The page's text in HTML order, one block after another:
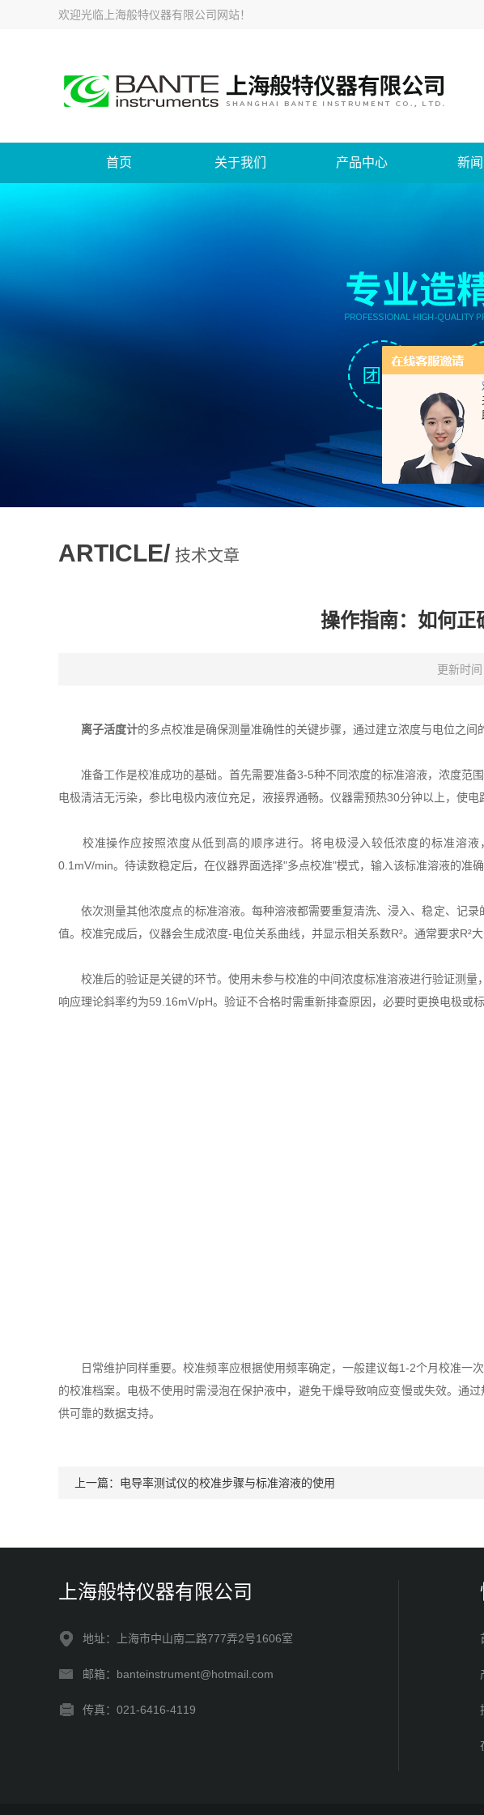
欢迎光临 上海般特仪器有限公司网站！
首页 关于我们 产品中心 新
ARTICLE/ 技术文章
操作指南：如何正
更新时
离子活度计的多点校准是确保测量准确性的关键步骤，通过建立浓度与电位之
准备工作是校准成功的基础。首先需要准备3-5种不同浓度的标准溶液，浓度范
电极清洁无污染，参比电极内液位充足，液接界通畅。仪器需预热30分钟以上，使电
校准操作应按照浓度从低到高的顺序进行。将电极浸入较低浓度的标准溶液
0.1mV/min。待读数稳定后，在仪器界面选择"多点校准"模式，输入该标准溶液的准
依次测量其他浓度点的标准溶液。每种溶液都需要重复清洗、浸入、稳定、记录
值。校准完成后，仪器会生成浓度-电位关系曲线，并显示相关系数R²。通常要求R²
校准后的验证是关键的环节。使用未参与校准的中间浓度标准溶液进行验证测量
响应理论斜率约为59.16mV/pH。验证不合格时需重新排查原因，必要时更换电极或标
日常维护同样重要。校准频率应根据使用频率确定，一般建议每1-2个月校准一
的校准档案。电极不使用时需浸泡在保护液中，避免干燥导致响应变慢或失效。通
供可靠的数据支持。
上一篇： 电导率测试仪的校准步骤与标准溶液的使用
上海般特仪器有限公司
地址：上海市中山南二路777弄2号1606室
邮箱：banteinstrument@hotmail.com
传真：021-6416-4119